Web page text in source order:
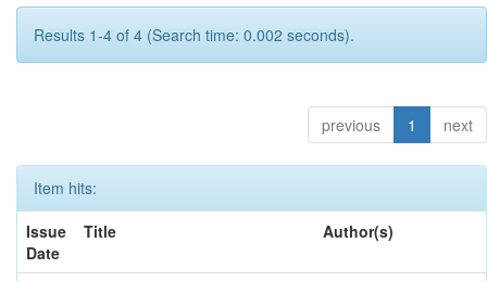
Results 1-4 of 4 (Search time: 0.002 seconds).
previous 1 next
Item hits:
Issue
Date
Title Author(s)